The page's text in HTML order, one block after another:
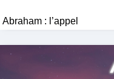
Abraham : l’appel